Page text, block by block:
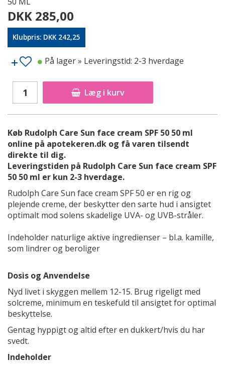
DKK 285,00
Klubpris: DKK 242,25
Læg i kurv
På lager» Leveringstid: 2-3 hverdage
Køb Rudolph Care Sun face cream SPF 50 50 ml
online på apotekeren.dk og få varen tilsendt
direkte til dig.
Leveringstiden på Rudolph Care Sun face cream SPF
50 50 ml er kun 2-3 hverdage.
Rudolph Care Sun face cream SPF 50 er en rig og
plejende creme, der beskytter den sarte hud i ansigtet
optimalt mod solens skadelige UVA- og UVB-stråler.
Indeholder naturlige aktive ingredienser – bl.a. kamille,
som lindrer og beroliger
Dosis og Anvendelse
Nyd livet i skyggen mellem 12-15. Brug rigeligt med
solcreme, minimum en teskefuld til ansigtet for optimal
beskyttelse.
Gentag hyppigt og altid efter en dukkert/hvis du har
svedt.
Indeholder